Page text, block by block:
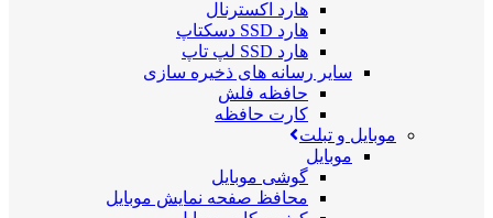
هارد اکسترنال
هارد SSD دسکتاپ
هارد SSD لپ تاپ
سایر رسانه های ذخیره سازی
حافظه فلش
کارت حافظه
موبایل و تبلت
موبایل
گوشی موبایل
محافظ صفحه نمایش موبایل